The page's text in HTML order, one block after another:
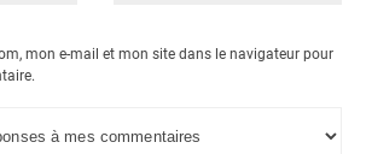
mon e-mail et mon site dans le navigateur pour